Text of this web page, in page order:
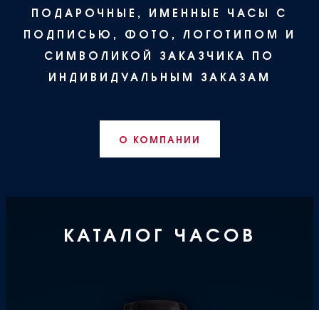
ПОДАРОЧНЫЕ, ИМЕННЫЕ ЧАСЫ С
ПОДПИСЬЮ, ФОТО, ЛОГОТИПОМ И
СИМВОЛИКОЙ ЗАКАЗЧИКА ПО
ИНДИВИДУАЛЬНЫМ ЗАКАЗАМ
О КОМПАНИИ
КАТАЛОГ ЧАСОВ